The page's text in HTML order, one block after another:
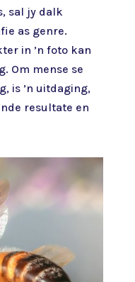
sal jy dalk
as genre.
in ’n foto kan
Om mense se
is ’n uitdaging,
resultate en